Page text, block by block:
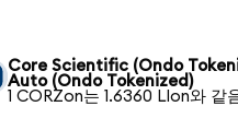
Core Scientific (Ondo
Auto (Ondo Tokenized)
1 CORZon는 1.6360 LIon와 같